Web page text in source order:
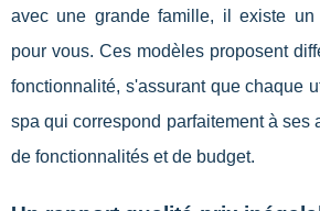
avec une grande famille, il existe
pour vous. Ces modèles proposent
fonctionnalité, s'assurant que chaque
spa qui correspond parfaitement à ses
de fonctionnalités et de budget.